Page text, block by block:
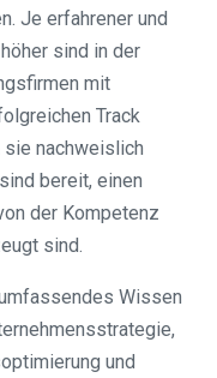
Je erfahrener und
sind in der
mit
Track
sie nachweislich
bereit, einen
der Kompetenz
sind.
Wissen
und